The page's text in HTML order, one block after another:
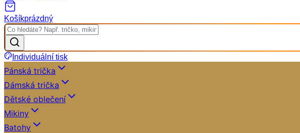
Košíkprázdný
Individuální tisk
Pánská trička
Dámská trička
Dětské oblečení
Mikiny
Batohy